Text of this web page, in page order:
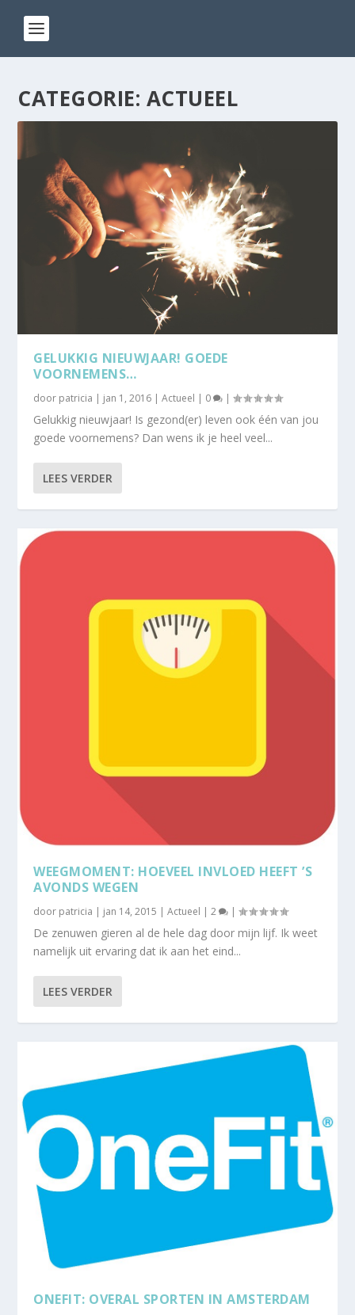
CATEGORIE: ACTUEEL
GELUKKIG NIEUWJAAR! GOEDE
VOORNEMENS…
door patricia | jan 1, 2016 |Actueel | 0 |
Gelukkig nieuwjaar! Is gezond(er) leven ook één van jou
goede voornemens? Dan wens ik je heel veel...
LEES VERDER
WEEGMOMENT: HOEVEEL INVLOED HEEFT ’S
AVONDS WEGEN
door patricia | jan 14, 2015 |Actueel |2 |
De zenuwen gieren al de hele dag door mijn lijf. Ik weet
namelijk uit ervaring dat ik aan het eind...
LEES VERDER
ONEFIT: OVERAL SPORTEN IN AMSTERDAM